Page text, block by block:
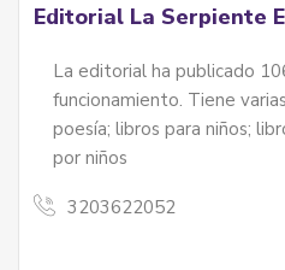
Editorial La Serpiente
La editorial ha publicado
funcionamiento. Tiene
poesía; libros para niños;
por niños
3203622052